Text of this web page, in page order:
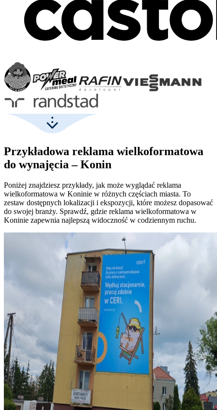
Przykładowa reklama wielkoformatowa
do wynajęcia – Konin
Poniżej znajdziesz przykłady, jak może wyglądać reklama
wielkoformatowa w Koninie w różnych częściach miasta. To
zestaw dostępnych lokalizacji i ekspozycji, które możesz dopasować
do swojej branży. Sprawdź, gdzie reklama wielkoformatowa w
Koninie zapewnia najlepszą widoczność w codziennym ruchu.